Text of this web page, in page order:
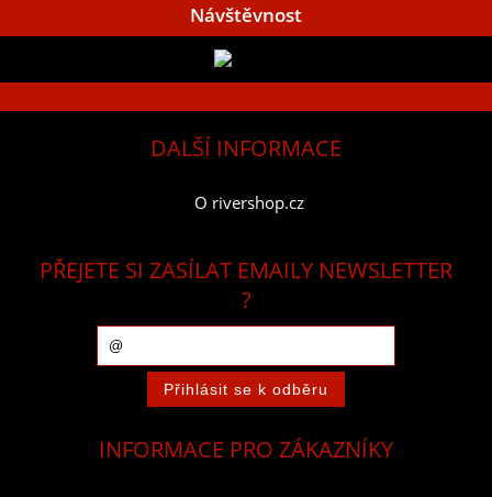
Návštěvnost
DALŠÍ INFORMACE
O rivershop.cz
PŘEJETE SI ZASÍLAT EMAILY NEWSLETTER
?
INFORMACE PRO ZÁKAZNÍKY